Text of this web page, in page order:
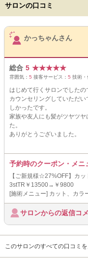
サロンの口コミ
サロンPick
かっちゃんさん
総合 5 ★★★★★
雰囲気： 5 接客サービス： 5 技術・
はじめて行くサロンでした
カウンセリングしていただ
しかったです。
家族や友人にも髪がツヤツ
た。
ありがとうございました。
予約時のクーポン・メニ
【ご新規様☆27%OFF】カ
3stTR￥13500→￥9800
[施術メニュー] カット、カラ
サロンからの返信コ
このサロンのすべての口コミ